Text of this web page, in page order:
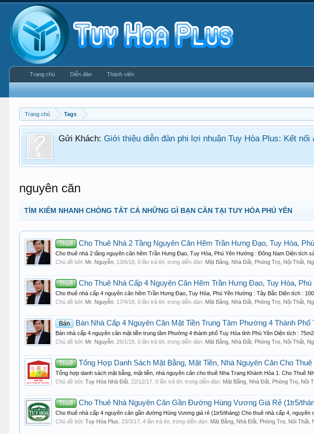
Trang chủ Tags
Gửi Khách:Giới thiệu diễn đàn phi lợi nhuận Tuy Hòa Plus: Kết
nguyên căn
TÌM KIẾM NHANH CHÓNG TẤT CẢ NHỮNG GÌ BẠN CẦN TẠI TUY HÒA PHÚ YÊN
Thuê Cho Thuê Nhà 2 Tầng Nguyên Căn Hẽm Trần Hưng Đạo, Tuy Hòa,
Cho thuê nhà 2 tầng nguyên căn hẽm Trần Hưng Đạo, Tuy Hòa, Phú Yên Hướng : Đông Nam Diện tích
Chủ đề bởi: Mr. Nguyễn 13/6/18 , 0 lần trả lời, trong diễn đàn: Mặt Bằng, Nhà Đất, Phòng Trọ, Nội Thất,
Thuê Cho Thuê Nhà Cấp 4 Nguyên Căn Hẽm Trần Hưng Đạo, Tuy Hòa, Phú
Cho thuê nhà cấp 4 nguyên căn hẽm Trần Hưng Đạo, Tuy Hòa, Phú Yên Hướng : Tây Bắc Diện tích :
Chủ đề bởi: Mr. Nguyễn 17/4/18 , 0 lần trả lời, trong diễn đàn: Mặt Bằng, Nhà Đất, Phòng Trọ, Nội Thất,
Bán Bán Nhà Cấp 4 Nguyên Căn Mặt Tiền Trung Tâm Phường 4 Thành Phố
Bán nhà cấp 4 nguyên căn mặt tiền trung tâm Phường 4 thành phố Tuy Hòa tỉnh Phú Yên Diện tích :
Chủ đề bởi: Mr. Nguyễn ,26/1/18 , 0 lần trả lời, trong diễn đàn: Mặt Bằng, Nhà Đất, Phòng Trọ, Nội Thất,
Thuê Tổng Hợp Danh Sách Mặt Bằng, Mặt Tiền, Nhà Nguyên Căn Cho
Tổng hợp danh sách mặt bằng, mặt tiền, nhà nguyên căn cho thuê Nha Trang Khánh Hòa 1. Cho Thuê
Chủ đề bởi:Tuy Hòa Nhà Đất ,22/12/17 , 0 lần trả lời, trong diễn đàn: Mặt Bằng, Nhà Đất, Phòng Trọ, Nội
Thuê Cho Thuê Nhà Nguyên Căn Gần Đường Hùng Vương Giá Rẻ (1tr5/
Cho thuê nhà cấp 4 nguyên căn gần đường Hùng Vương giá rẻ (1tr5/tháng) Cho thuê nhà cấp 4, nguyên
Chủ đề bởi:Tuy Hòa Plus ,23/3/17 , 4 lần trả lời, trong diễn đàn: Mặt Bằng, Nhà Đất, Phòng Trọ, Nội Thất,
Trang chủ Diễn đàn Thành viên